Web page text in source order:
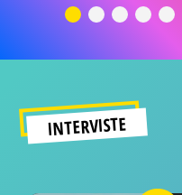
significato
INTERVISTE